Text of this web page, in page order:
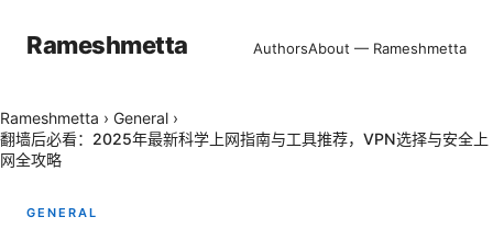
Rameshmetta AuthorsAbout — Rameshmetta
Rameshmetta › General ›
翻墙后必看：2025年最新科学上网指南与工具推荐，VPN选择与安全上
网全攻略
GENERAL